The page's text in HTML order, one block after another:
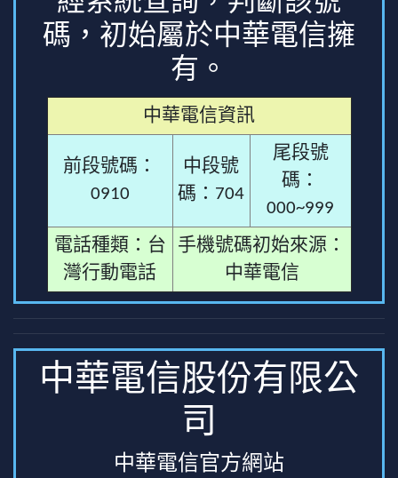
碼，初始屬於中華電信擁
有。
中華電信資訊
前段號碼：
0910
中段號
碼：704
尾段號
碼：
000~999
電話種類：台
灣行動電話
手機號碼初始來源：
中華電信
中華電信股份有限公
司
中華電信官方網站